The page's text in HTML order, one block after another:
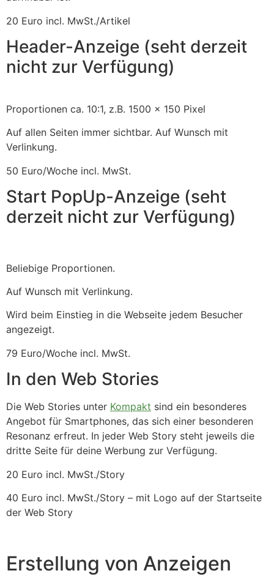
20 Euro incl. MwSt./Artikel
Header-Anzeige (seht derzeit
nicht zur Verfügung)
Proportionen ca. 10:1, z.B. 1500 x 150 Pixel
Auf allen Seiten immer sichtbar. Auf Wunsch mit
Verlinkung.
50 Euro/Woche incl. MwSt.
Start PopUp-Anzeige (seht
derzeit nicht zur Verfügung)
Beliebige Proportionen.
Auf Wunsch mit Verlinkung.
Wird beim Einstieg in die Webseite jedem Besucher
angezeigt.
79 Euro/Woche incl. MwSt.
In den Web Stories
Die Web Stories unter Kompakt sind ein besonderes
Angebot für Smartphones, das sich einer besonderen
Resonanz erfreut. In jeder Web Story steht jeweils die
dritte Seite für deine Werbung zur Verfügung.
20 Euro incl. MwSt./Story
40 Euro incl. MwSt./Story – mit Logo auf der Startseite
der Web Story
Erstellung von Anzeigen